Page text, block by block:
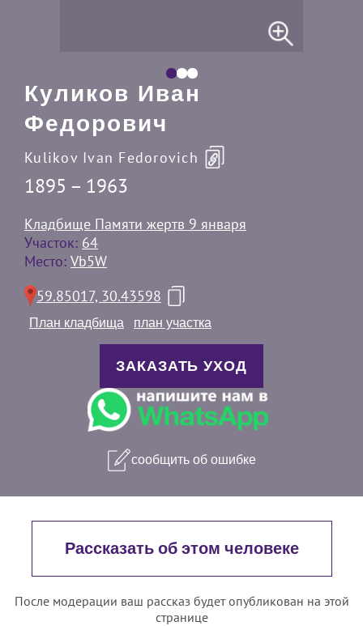
Куликов Иван
Федорович
Kulikov Ivan Fedorovich
1895 – 1963
Кладбище Памяти жертв 9 января
Участок: 64
Место: Vb5W
59.85017, 30.43598
План кладбища план участка
ЗАКАЗАТЬ УХОД
сообщить об ошибке
Рассказать об этом человеке
После модерации ваш рассказ будет опубликован на этой
странице